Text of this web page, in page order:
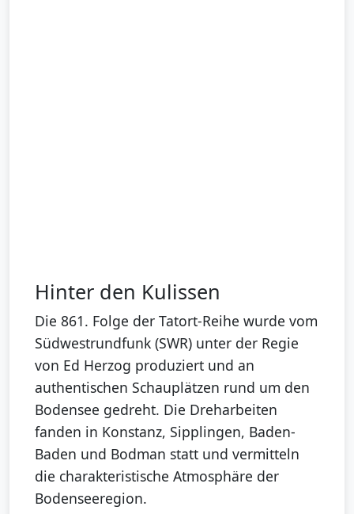
Hinter den Kulissen
Die 861. Folge der Tatort-Reihe wurde vom
Südwestrundfunk (SWR) unter der Regie
von Ed Herzog produziert und an
authentischen Schauplätzen rund um den
Bodensee gedreht. Die Dreharbeiten
fanden in Konstanz, Sipplingen, Baden-
Baden und Bodman statt und vermitteln
die charakteristische Atmosphäre der
Bodenseeregion.